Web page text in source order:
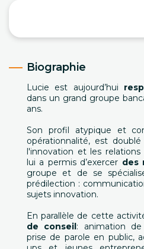
Biographie
Lucie est aujourd’hui
dans un grand groupe
ans.
Son profil atypique et
opérationnalité, est
l'innovation et les relations
lui a permis d’exercer des
groupe et de se
prédilection :
sujets innovation.
En parallèle de cette
de conseil: animation
prise de parole en public,